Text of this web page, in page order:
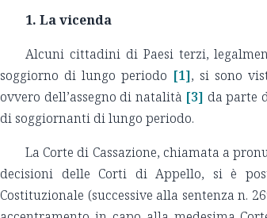
1. La vicenda
Alcuni cittadini di Paesi terzi,
soggiorno di lungo periodo [1], si sono
ovvero dell’assegno di natalità [3] da parte
di soggiornanti di lungo periodo.
La Corte di Cassazione, chiamata a
decisioni delle Corti di Appello, si è
Costituzionale (successive alla sentenza n.